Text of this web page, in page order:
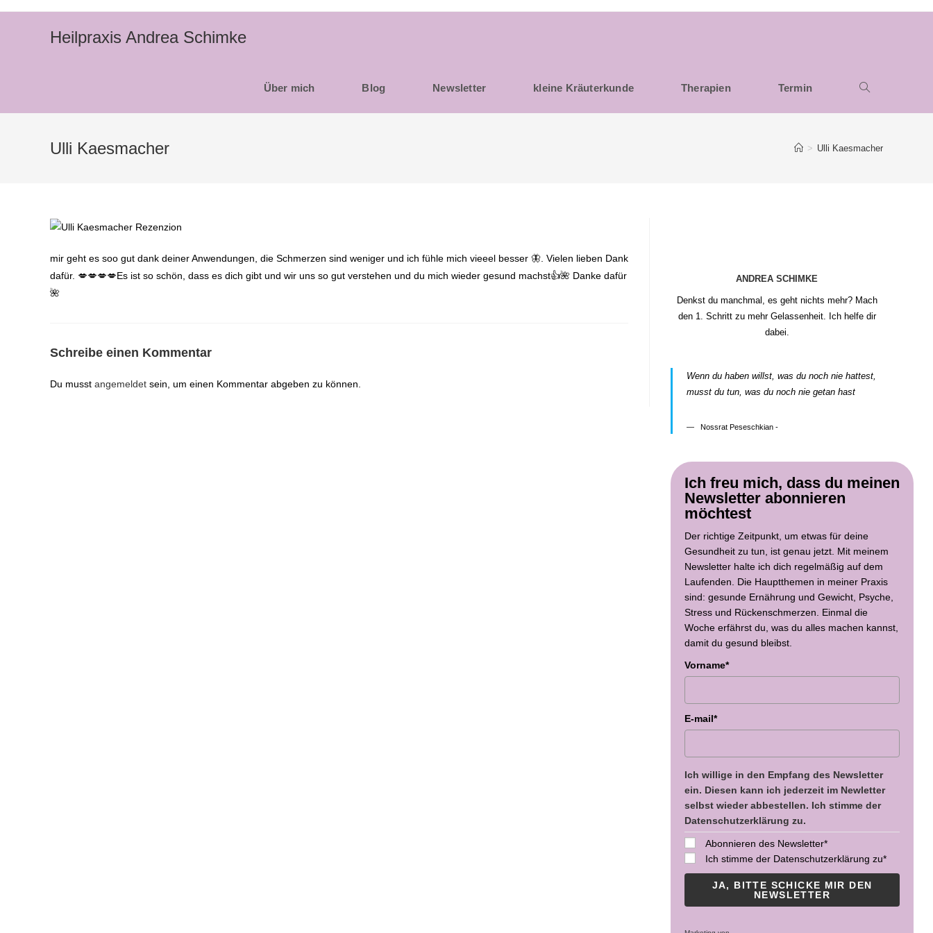
Heilpraxis Andrea Schimke
Über mich Blog Newsletter kleine Kräuterkunde Therapien Termin
Ulli Kaesmacher > Ulli Kaesmacher
mir geht es soo gut dank deiner Anwendungen, die Schmerzen sind weniger und ich fühle mich vieeel besser 🦋. Vielen lieben Dank
dafür. 💋💋💋💋Es ist so schön, dass es dich gibt und wir uns so gut verstehen und du mich wieder gesund machst👍🌺 Danke dafür
🌺
Schreibe einen Kommentar
Du musst angemeldet sein, um einen Kommentar abgeben zu können.
ANDREA SCHIMKE
Denkst du manchmal, es geht nichts mehr? Mach
den 1. Schritt zu mehr Gelassenheit. Ich helfe dir
dabei.
Wenn du haben willst, was du noch nie hattest,
musst du tun, was du noch nie getan hast
Nossrat Peseschkian -
Ich freu mich, dass du meinen
Newsletter abonnieren
möchtest
Der richtige Zeitpunkt, um etwas für deine
Gesundheit zu tun, ist genau jetzt. Mit meinem
Newsletter halte ich dich regelmäßig auf dem
Laufenden. Die Hauptthemen in meiner Praxis
sind: gesunde Ernährung und Gewicht, Psyche,
Stress und Rückenschmerzen. Einmal die
Woche erfährst du, was du alles machen kannst,
damit du gesund bleibst.
Vorname*
E-mail*
Ich willige in den Empfang des Newsletter
ein. Diesen kann ich jederzeit im Newletter
selbst wieder abbestellen. Ich stimme der
Datenschutzerklärung zu.
Abonnieren des Newsletter*
Ich stimme der Datenschutzerklärung zu*
JA, BITTE SCHICKE MIR DEN
NEWSLETTER